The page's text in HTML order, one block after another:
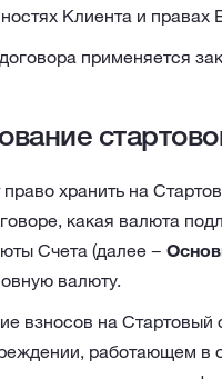
Клиента и правах
применяется
хранить на
какая валюта
Счета (далее −
валюту.
взносов на Стартовый
работающем в